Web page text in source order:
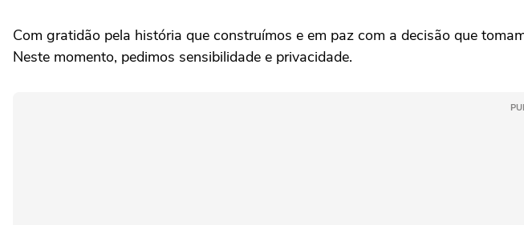
Com gratidão pela história que construímos e em paz com a decisão que
Neste momento, pedimos sensibilidade e privacidade.